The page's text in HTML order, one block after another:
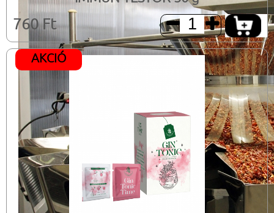
760 Ft  
AKCIÓ